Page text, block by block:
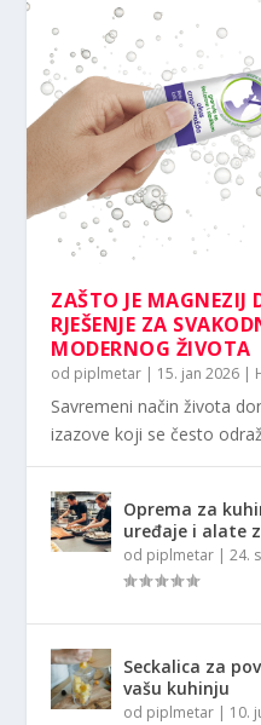
ZAŠTO JE MAGNEZIJ
RJEŠENJE ZA
MODERNOG ŽIVOTA
od piplmetar | 15. jan 2026 |
Savremeni način života
izazove koji se često
Oprema za
uređaje i alate
od piplmetar |24.
Seckalica za
vašu kuhinju
od piplmetar | 10.